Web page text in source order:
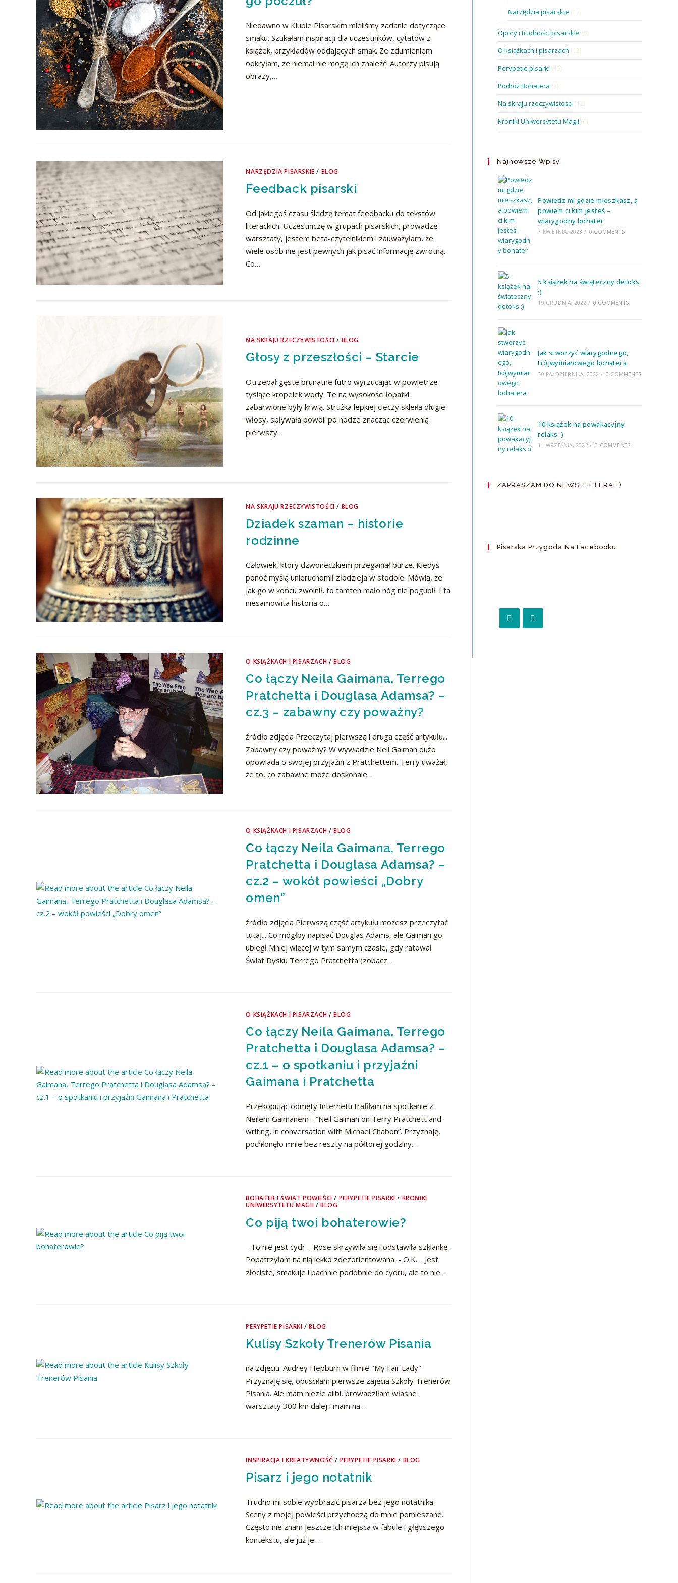
Niedawno w Klubie Pisarskim mieliśmy zadanie dotyczące
smaku. Szukałam inspiracji dla uczestników, cytatów z
książek, przykładów oddających smak. Ze zdumieniem
odkryłam, że niemal nie mogę ich znaleźć! Autorzy pisują
obrazy,…
NARZĘDZIA PISARSKIE / BLOG
Feedback pisarski
Od jakiegoś czasu śledzę temat feedbacku do tekstów
literackich. Uczestniczę w grupach pisarskich, prowadzę
warsztaty, jestem beta-czytelnikiem i zauważyłam, że
wiele osób nie jest pewnych jak pisać informację zwrotną.
Co…
NA SKRAJU RZECZYWISTOŚCI / BLOG
Głosy z przeszłości – Starcie
Otrzepał gęste brunatne futro wyrzucając w powietrze
tysiące kropelek wody. Te na wysokości łopatki
zabarwione były krwią. Strużka lepkiej cieczy skleiła długie
włosy, spływała powoli po nodze znacząc czerwienią
pierwszy…
NA SKRAJU RZECZYWISTOŚCI / BLOG
Dziadek szaman – historie
rodzinne
Człowiek, który dzwoneczkiem przeganiał burze. Kiedyś
ponoć myślą unieruchomił złodzieja w stodole. Mówią, że
jak go w końcu zwolnił, to tamten mało nóg nie pogubił. I ta
niesamowita historia o…
O KSIĄŻKACH I PISARZACH / BLOG
Co łączy Neila Gaimana, Terrego
Pratchetta i Douglasa Adamsa? –
cz.3 – zabawny czy poważny?
źródło zdjęcia Przeczytaj pierwszą i drugą część artykułu...
Zabawny czy poważny? W wywiadzie Neil Gaiman dużo
opowiada o swojej przyjaźni z Pratchettem. Terry uważał,
że to, co zabawne może doskonale…
O KSIĄŻKACH I PISARZACH / BLOG
Co łączy Neila Gaimana, Terrego
Pratchetta i Douglasa Adamsa? –
cz.2 – wokół powieści „Dobry
omen”
źródło zdjęcia Pierwszą część artykułu możesz przeczytać
tutaj... Co mógłby napisać Douglas Adams, ale Gaiman go
ubiegł Mniej więcej w tym samym czasie, gdy ratował
Świat Dysku Terrego Pratchetta (zobacz…
O KSIĄŻKACH I PISARZACH / BLOG
Co łączy Neila Gaimana, Terrego
Pratchetta i Douglasa Adamsa? –
cz.1 – o spotkaniu i przyjaźni
Gaimana i Pratchetta
Przekopując odmęty Internetu trafiłam na spotkanie z
Neilem Gaimanem - “Neil Gaiman on Terry Pratchett and
writing, in conversation with Michael Chabon”. Przyznaję,
pochłonęło mnie bez reszty na półtorej godziny.…
BOHATER I ŚWIAT POWIEŚCI / PERYPETIE PISARKI / KRONIKI
UNIWERSYTETU MAGII / BLOG
Co piją twoi bohaterowie?
- To nie jest cydr – Rose skrzywiła się i odstawiła szklankę.
Popatrzyłam na nią lekko zdezorientowana. - O.K.… Jest
złociste, smakuje i pachnie podobnie do cydru, ale to nie…
PERYPETIE PISARKI /BLOG
Kulisy Szkoły Trenerów Pisania
na zdjęciu: Audrey Hepburn w filmie "My Fair Lady"
Przyznaję się, opuściłam pierwsze zajęcia Szkoły Trenerów
Pisania. Ale mam niezłe alibi, prowadziłam własne
warsztaty 300 km dalej i mam na…
INSPIRACJA I KREATYWNOŚĆ / PERYPETIE PISARKI / BLOG
Pisarz i jego notatnik
Trudno mi sobie wyobrazić pisarza bez jego notatnika.
Sceny z mojej powieści przychodzą do mnie pomieszane.
Często nie znam jeszcze ich miejsca w fabule i głębszego
kontekstu, ale już je…
Narzędzia pisarskie (17)
Opory i trudności pisarskie (8)
O książkach i pisarzach (13)
Perypetie pisarki (15)
Podróż Bohatera (3)
Na skraju rzeczywistości (12)
Kroniki Uniwersytetu Magii (6)
Najnowsze Wpisy
Powiedz mi gdzie mieszkasz, a
powiem ci kim jesteś –
wiarygodny bohater
7 KWIETNIA, 2023 / 0 COMMENTS
5 książek na świąteczny detoks
;)
19 GRUDNIA, 2022 / 0 COMMENTS
Jak stworzyć wiarygodnego,
trójwymiarowego bohatera
30 PAŹDZIERNIKA, 2022 / 0 COMMENTS
10 książek na powakacyjny
relaks :)
11 WRZEŚNIA, 2022 / 0 COMMENTS
ZAPRASZAM DO NEWSLETTERA! :)
Pisarska Przygoda Na Facebooku